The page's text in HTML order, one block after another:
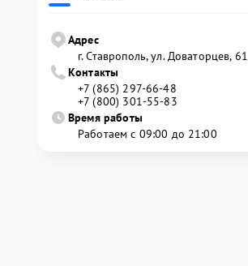
Адрес
г. Ставрополь, ул. Доваторцев, 61
Контакты
+7 (865) 297-66-48
+7 (800) 301-55-83
Время работы
Работаем с 09:00 до 21:00